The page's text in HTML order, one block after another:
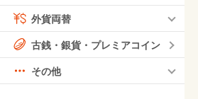
外貨両替
古銭・銀貨・プレミアコイン
その他